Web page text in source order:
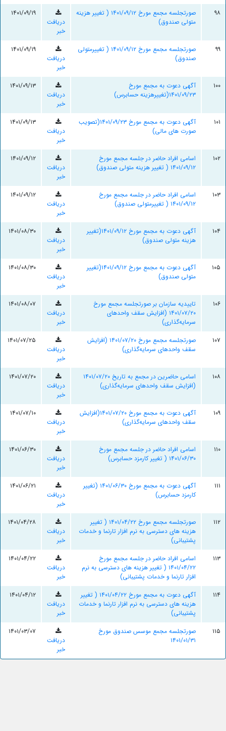
۹۸
صورتجلسه مجمع مورخ ۱۴۰۱/۰۹/۱۲ ( تغییر هزینه
متولی صندوق)
دریافت
خبر
۱۴۰۱/۰۹/۱۹
۹۹
صورتجلسه مجمع مورخ ۱۴۰۱/۰۹/۱۲ ( تغییرمتولی
صندوق)
دریافت
خبر
۱۴۰۱/۰۹/۱۹
۱۰۰
آگهی دعوت به مجمع مورخ
۱۴۰۱/۰۹/۲۳(تغییرهزینه حسابرس)
دریافت
خبر
۱۴۰۱/۰۹/۱۳
۱۰۱
آگهی دعوت به مجمع مورخ ۱۴۰۱/۰۹/۲۳(تصویب
صورت های مالی)
دریافت
خبر
۱۴۰۱/۰۹/۱۳
۱۰۲
اسامی افراد حاضر در جلسه مجمع مورخ
۱۴۰۱/۰۹/۱۲ ( تغییر هزینه متولی صندوق)
دریافت
خبر
۱۴۰۱/۰۹/۱۲
۱۰۳
اسامی افراد حاضر در جلسه مجمع مورخ
۱۴۰۱/۰۹/۱۲ ( تغییرمتولی صندوق)
دریافت
خبر
۱۴۰۱/۰۹/۱۲
۱۰۴
آگهی دعوت به مجمع مورخ ۱۴۰۱/۰۹/۱۲(تغییر
هزینه متولی صندوق)
دریافت
خبر
۱۴۰۱/۰۸/۳۰
۱۰۵
آگهی دعوت به مجمع مورخ ۱۴۰۱/۰۹/۱۲(تغییر
متولی صندوق)
دریافت
خبر
۱۴۰۱/۰۸/۳۰
۱۰۶
تاییدیه سازمان بر صورتجلسه مجمع مورخ
۱۴۰۱/۰۷/۲۰ (افزایش سقف واحدهای
سرمایه‌گذاری)
دریافت
خبر
۱۴۰۱/۰۸/۰۷
۱۰۷
صورتجلسه مجمع مورخ ۱۴۰۱/۰۷/۲۰ (افزایش
سقف واحدهای سرمایه‌گذاری)
دریافت
خبر
۱۴۰۱/۰۷/۲۵
۱۰۸
اسامی حاضرین در مجمع به تاریخ ۱۴۰۱/۰۷/۲۰
(افزایش سقف واحدهای سرمایه‌گذاری)
دریافت
خبر
۱۴۰۱/۰۷/۲۰
۱۰۹
آگهی دعوت به مجمع مورخ ۱۴۰۱/۰۷/۲۰(افزایش
سقف واحدهای سرمایه‌گذاری)
دریافت
خبر
۱۴۰۱/۰۷/۱۰
۱۱۰
اسامی افراد حاضر در جلسه مجمع مورخ
۱۴۰۱/۰۶/۳۰ ( تغییر کارمزد حسابرس)
دریافت
خبر
۱۴۰۱/۰۶/۳۰
۱۱۱
آگهی دعوت به مجمع مورخ ۱۴۰۱/۰۶/۳۰ (تغییر
کارمزد حسابرس)
دریافت
خبر
۱۴۰۱/۰۶/۲۱
۱۱۲
صورتجلسه مجمع مورخ ۱۴۰۱/۰۴/۲۲ ( تغییر
هزینه های دسترسی به نرم افزار تارنما و خدمات
پشتیبانی)
دریافت
خبر
۱۴۰۱/۰۴/۲۸
۱۱۳
اسامی افراد حاضر در جلسه مجمع مورخ
۱۴۰۱/۰۴/۲۲ ( تغییر هزینه های دسترسی به نرم
افزار تارنما و خدمات پشتیبانی)
دریافت
خبر
۱۴۰۱/۰۴/۲۲
۱۱۴
آگهی دعوت به مجمع مورخ ۱۴۰۱/۰۴/۲۲ ( تغییر
هزینه های دسترسی به نرم افزار تارنما و خدمات
پشتیبانی)
دریافت
خبر
۱۴۰۱/۰۴/۱۲
۱۱۵
صورتجلسه مجمع موسس صندوق مورخ
۱۴۰۱/۰۱/۳۱
دریافت
خبر
۱۴۰۱/۰۳/۰۷